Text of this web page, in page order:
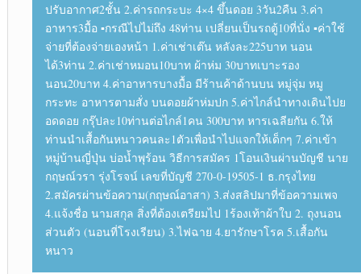
ปรับอากาศ2ชั้น 2.ค่ารถกระบะ 4×4 ขึ้นดอย 3วัน2คืน 3.ค่า
อาหาร3มื้อ ▪︎กรณีไปไม่ถึง 48ท่าน เปลี่ยนเป็นรถตู้10ที่นั่ง ▪︎ค่าใช้
จ่ายที่ต้องจ่ายเองหน้า 1.ค่าเช่าเต๊น หลังละ225บาท นอน
ได้3ท่าน 2.ค่าเช่าหมอน10บาท ผ้าห่ม 30บาทเบาะรอง
นอน20บาท 4.ค่าอาหารบางมื้อ มีร้านค้าด้านบน หมู่จุ่ม หมู
กระทะ อาหารตามสั่ง บนดอยผ้าห่มปก 5.ค่าไกล์นำทางเดินไปย
อดดอย กรุ๊ปละ10ท่านต่อไกล์1คน 300บาท หารเฉลียกัน 6.ให้
ท่านนำเสื้อกันหนาวคนละ1ตัวเพื่อนำไปแจกให้เด็กๆ 7.ค่าเข้า
หมู่บ้านญี่ปุ่น บ่อน้ำพุร้อน วิธีการสมัคร 1โอนเงินผ่านบัญชี นาย
กฤษณ์วรา รุ่งโรจน์ เลขที่บัญชี 270-0-19505-1 ธ.กรุงไทย
2.สมัครผ่านข้อความ(กฤษณ์อาสา) 3.ส่งสลิปมาที่ข้อความเพจ
4.แจ้งชื่อ นามสกุล สิ่งที่ต้องเตรียมไป 1ร้องเท้าผ้าใบ 2. ถุงนอน
ส่วนตัว (นอนที่โรงเรียน) 3.ไฟฉาย 4.ยารักษาโรค 5.เสื้อกัน
หนาว